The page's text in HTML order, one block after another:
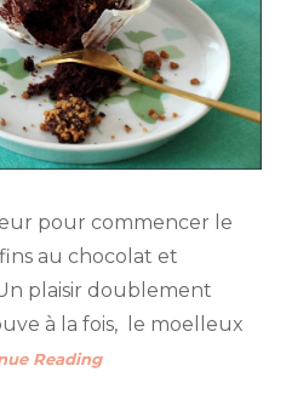
pour commencer le
au chocolat et
plaisir doublement
à la fois, le moelleux
Reading